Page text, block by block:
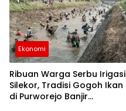
Ekonomi
Ribuan Warga Serbu Irigasi
Silekor, Tradisi Gogoh Ikan
di Purworejo Banjir